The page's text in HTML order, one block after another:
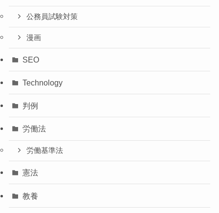
公務員試験対策
漫画
SEO
Technology
判例
労働法
労働基準法
憲法
教養